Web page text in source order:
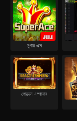
সুপার এস
গোল্ডেন এম্পায়ার